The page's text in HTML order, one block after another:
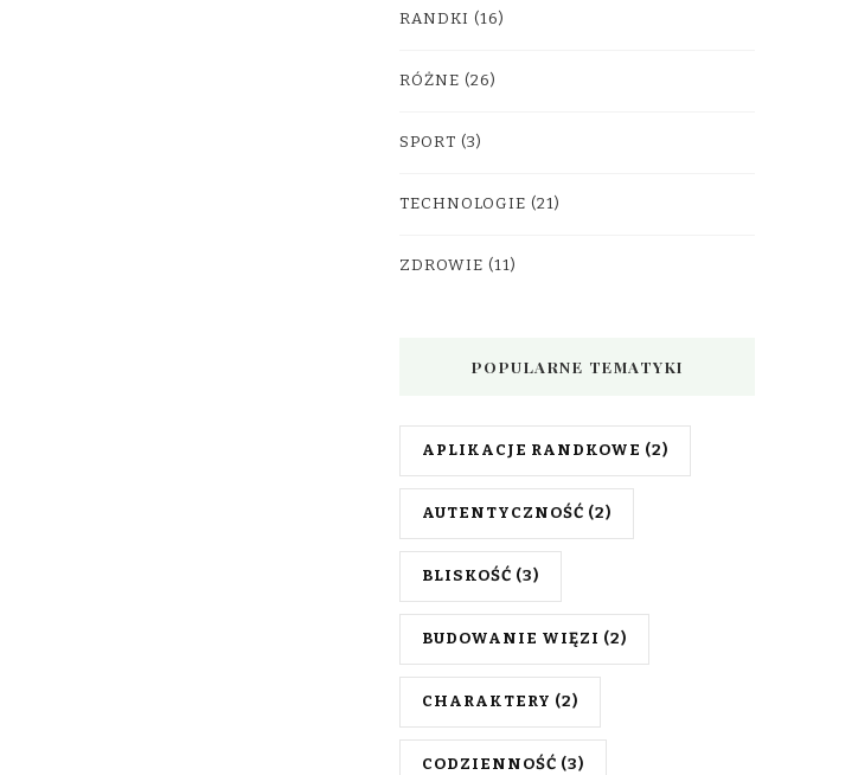
RANDKI (16)
RÓŻNE (26)
SPORT (3)
TECHNOLOGIE (21)
ZDROWIE (11)
POPULARNE TEMATYKI
APLIKACJE RANDKOWE (2)
AUTENTYCZNOŚĆ (2)
BLISKOŚĆ (3)
BUDOWANIE WIĘZI (2)
CHARAKTERY (2)
CODZIENNOŚĆ (3)